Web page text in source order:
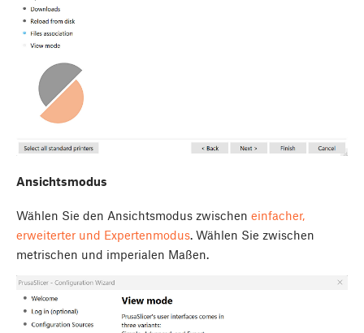
Ansichtsmodus
Wählen Sie den Ansichtsmodus zwischen einfacher,
erweiterter und Expertenmodus. Wählen Sie zwischen
metrischen und imperialen Maßen.